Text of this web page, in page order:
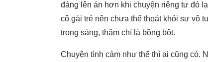
đáng lên án hơn khi chuyện riêng tư đó
cô gái trẻ nên chưa thể thoát khỏi sự vô
trong sáng, thậm chí là bồng bột.
Chuyện tình cảm như thế thì ai cũng có.